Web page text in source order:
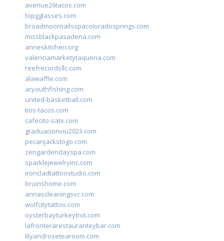
avenue26tacos.com
topgglasses.com
broadmoornailsspacoloradosprings.com
missblackpasadena.com
anneskitchen.org
valenciamarketytaqueria.com
reefrecordsllc.com
alawaffle.com
aryouthfishing.com
united-basketball.com
tios-tacos.com
cafecito-satx.com
graduacionviu2023.com
pecanjackstogo.com
zengardendayspa.com
sparklejewelryinc.com
ironcladtattoostudio.com
bruinshome.com
annascleaningsvc.com
wolfcitytattoo.com
oysterbayturkeytrot.com
lafronterarestauranteybar.com
lilyandrosetearoom.com